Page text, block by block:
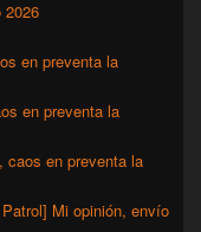
2026
en preventa la
en preventa la
caos en preventa la
Mi opinión, envío